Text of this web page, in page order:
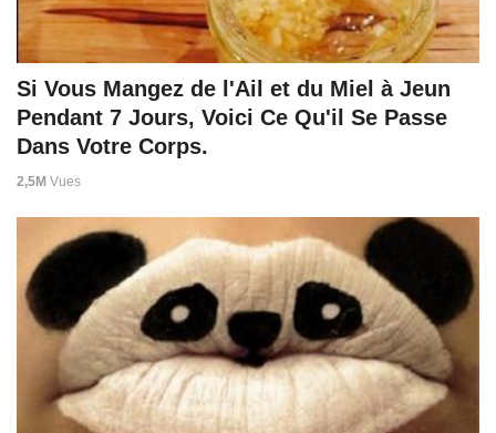
Si Vous Mangez de l'Ail et du Miel à Jeun
Pendant 7 Jours, Voici Ce Qu'il Se Passe
Dans Votre Corps.
2,5M Vues